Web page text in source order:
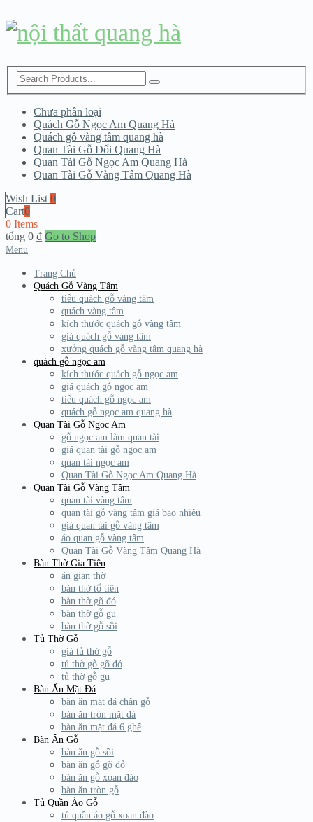
Chưa phân loại
Quách Gỗ Ngọc Am Quang Hà
Quách gỗ vàng tâm quang hà
Quan Tài Gỗ Dổi Quang Hà
Quan Tài Gỗ Ngọc Am Quang Hà
Quan Tài Gỗ Vàng Tâm Quang Hà
Wish List 0
Cart0
0 Items
tổng 0 ₫ Go to Shop
Menu
Trang Chủ
Quách Gỗ Vàng Tâm
tiểu quách gỗ vàng tâm
quách vàng tâm
kích thước quách gỗ vàng tâm
giá quách gỗ vàng tâm
xưởng quách gỗ vàng tâm quang hà
quách gỗ ngọc am
kích thước quách gỗ ngọc am
giá quách gỗ ngọc am
tiểu quách gỗ ngọc am
quách gỗ ngọc am quang hà
Quan Tài Gỗ Ngọc Am
gỗ ngọc am làm quan tài
giá quan tài gỗ ngọc am
quan tài ngọc am
Quan Tài Gỗ Ngọc Am Quang Hà
Quan Tài Gỗ Vàng Tâm
quan tài vàng tâm
quan tài gỗ vàng tâm giá bao nhiêu
giá quan tài gỗ vàng tâm
áo quan gỗ vàng tâm
Quan Tài Gỗ Vàng Tâm Quang Hà
Bàn Thờ Gia Tiên
án gian thờ
bàn thờ tổ tiên
bàn thờ gõ đỏ
bàn thờ gỗ gụ
bàn thờ gỗ sồi
Tủ Thờ Gỗ
giá tủ thờ gỗ
tủ thờ gỗ gõ đỏ
tủ thờ gỗ gụ
Bàn Ăn Mặt Đá
bàn ăn mặt đá chân gỗ
bàn ăn tròn mặt đá
bàn ăn mặt đá 6 ghế
Bàn Ăn Gỗ
bàn ăn gỗ sồi
bàn ăn gỗ gõ đỏ
bàn ăn gỗ xoan đào
bàn ăn tròn gỗ
Tủ Quần Áo Gỗ
tủ quần áo gỗ xoan đào